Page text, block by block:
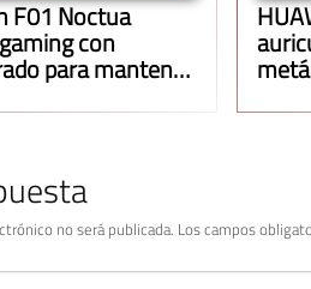
F01 Noctua
con
para mantener
no será publicada. Los campos